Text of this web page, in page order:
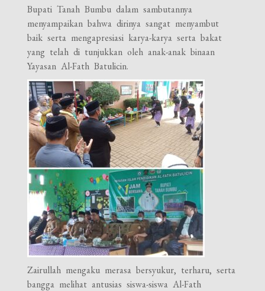
Bupati Tanah Bumbu dalam sambutannya
menyampaikan bahwa dirinya sangat menyambut
baik serta mengapresiasi karya-karya serta bakat
yang telah di tunjukkan oleh anak-anak binaan
Yayasan Al-Fath Batulicin.
Zairullah mengaku merasa bersyukur, terharu, serta
bangga melihat antusias siswa-siswa Al-Fath